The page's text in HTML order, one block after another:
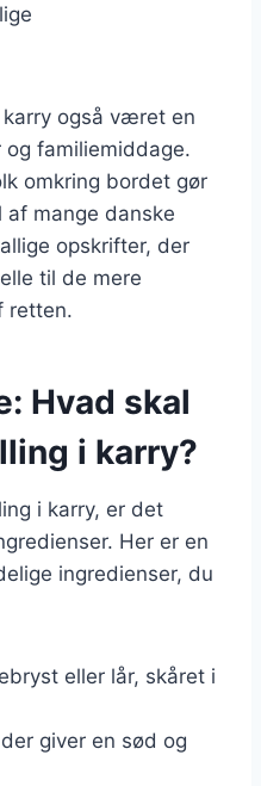
også været en
familiemiddage.
omkring bordet gør
mange danske
opskrifter, der
til de mere
retten.
Hvad skal
i karry?
i karry, er det
Her er en
ingredienser, du
eller lår, skåret i
giver en sød og